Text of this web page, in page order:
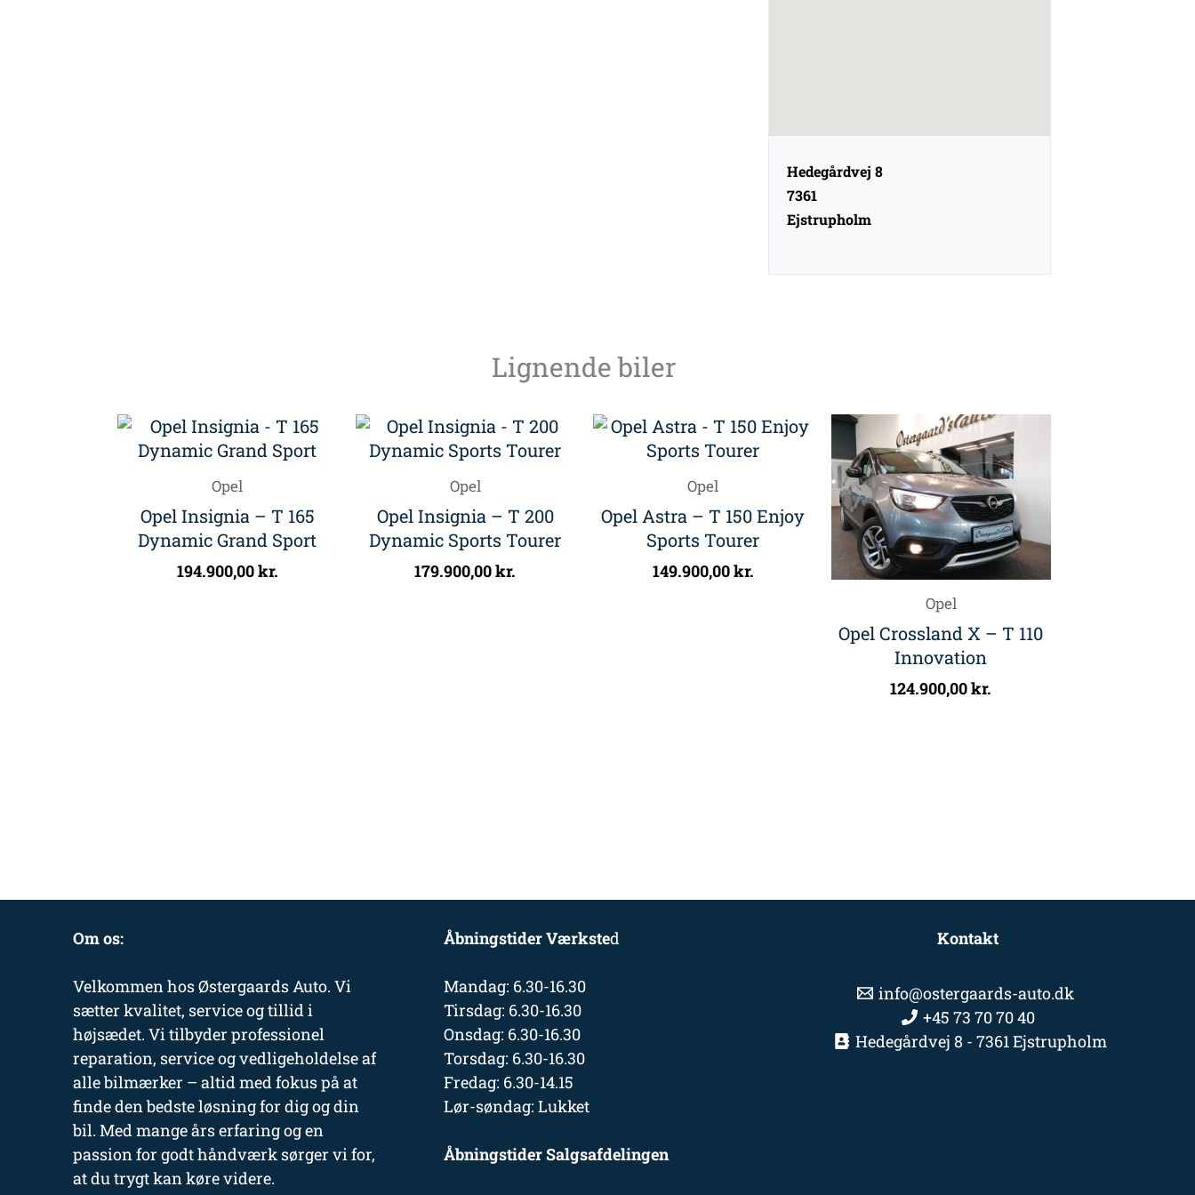
Hedegårdvej 8
7361
Ejstrupholm
Lignende biler
Opel
Opel Insignia – T 165
Dynamic Grand Sport
194.900,00kr.
Opel
Opel Insignia – T 200
Dynamic Sports Tourer
179.900,00kr.
Opel
Opel Astra – T 150 Enjoy
Sports Tourer
149.900,00kr.
Opel
Opel Crossland X – T 110
Innovation
124.900,00kr.
Om os:
Velkommen hos Østergaards Auto. Vi
sætter kvalitet, service og tillid i
højsædet. Vi tilbyder professionel
reparation, service og vedligeholdelse af
alle bilmærker – altid med fokus på at
finde den bedste løsning for dig og din
bil. Med mange års erfaring og en
passion for godt håndværk sørger vi for,
at du trygt kan køre videre.
Åbningstider Værksted
Mandag: 6.30-16.30
Tirsdag: 6.30-16.30
Onsdag: 6.30-16.30
Torsdag: 6.30-16.30
Fredag: 6.30-14.15
Lør-søndag: Lukket
Åbningstider Salgsafdelingen
Kontakt
info@ostergaards-auto.dk
+45 73 70 70 40
Hedegårdvej 8 - 7361 Ejstrupholm